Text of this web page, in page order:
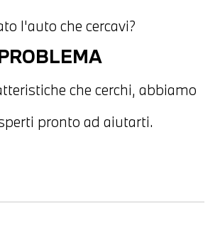
l'auto che cercavi?
che cerchi, abbiamo
pronto ad aiutarti.